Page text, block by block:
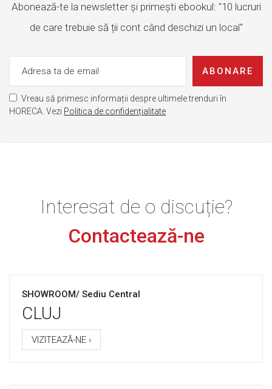
Abonează-te la newsletter și primești ebookul: "10 lucruri
de care trebuie să ții cont când deschizi un local"
ABONARE
Vreau să primesc informații despre ultimele trenduri în
HORECA. Vezi Politica de confidențialitate
Interesat de o discuție?
Contactează-ne
SHOWROOM/ Sediu Central
CLUJ
VIZITEAZĂ-NE ›